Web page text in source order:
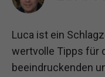
Luca ist ein
wertvolle Tipps für
beeindruckenden